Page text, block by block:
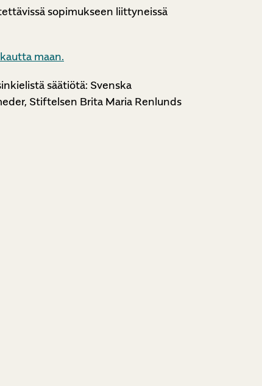
sopimukseen liittyneissä
maan.
säätiötä: Svenska
Stiftelsen Brita Maria Renlunds